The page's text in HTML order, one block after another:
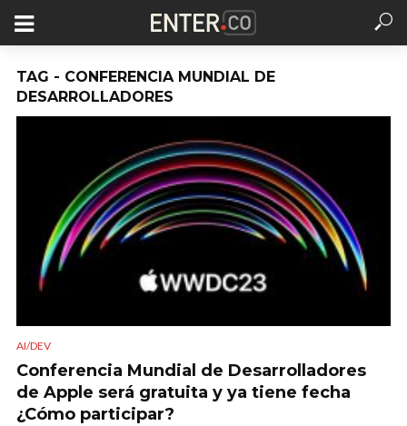
TAG - CONFERENCIA MUNDIAL DE
DESARROLLADORES
AI/DEV
Conferencia Mundial de Desarrolladores
de Apple será gratuita y ya tiene fecha
¿Cómo participar?